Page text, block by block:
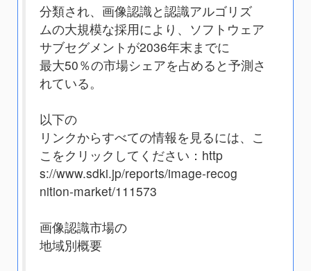
分類され、画像認識と認識アルゴリズ
ムの大規模な採用により、ソフトウェア
サブセグメントが2036年末までに
最大50％の市場シェアを占めると予測さ
れている。
以下の
リンクからすべての情報を見るには、こ
こをクリックしてください：http
s://www.sdki.jp/reports/image-recog
nition-market/111573
画像認識市場の
地域別概要